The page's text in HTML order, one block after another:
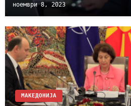
ноември 8, 2023
МАКЕДОНИЈА